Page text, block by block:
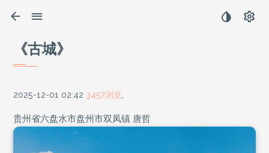
《古城》
2025-12-01 02:42 3457浏览
贵州省六盘水市盘州市双凤镇 唐哲